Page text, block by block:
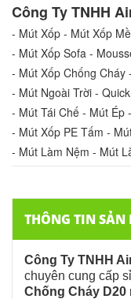
Công Ty TNHH
- Mút Xốp - Mút Xốp
- Mút Xốp Sofa -
- Mút Xốp Chống Cháy
- Mút Ngoài Trời -
- Mút Tái Chế - Mút Ép
- Mút Xốp PE Tấm -
- Mút Làm Nệm - Mút
THÔNG TIN SẢN
Công Ty TNHH
chuyên cung cấp sỉ
Chống Cháy D20